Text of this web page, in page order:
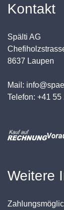
Kontakt
Spälti AG
8637 Laupen
Mail:
Telefon: +41 55
Weitere